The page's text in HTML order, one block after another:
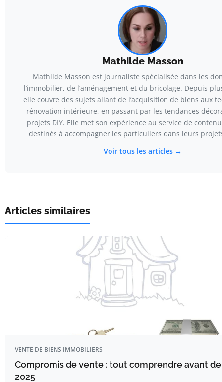
Mathilde Masson
Mathilde Masson est journaliste spécialisée dans les
l’immobilier, de l’aménagement et du bricolage. Depuis
elle couvre des sujets allant de l’acquisition de biens aux
rénovation intérieure, en passant par les tendances
projets DIY. Elle met son expérience au service de
destinés à accompagner les particuliers dans leurs
Voir tous les articles →
Articles similaires
VENTE DE BIENS IMMOBILIERS
Compromis de vente : tout comprendre avant
2025